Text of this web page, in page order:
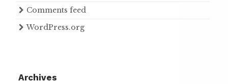
Comments feed
WordPress.org
Archives